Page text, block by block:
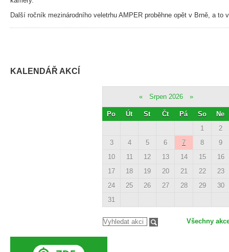
Další ročník mezinárodního veletrhu AMPER proběhne opět v Brně, a to
KALENDÁŘ AKCÍ
« Srpen 2026 »
Po Út St Čt Pá So
Ne
1
2
3
4 5 6 7 8
9
10
11 12 13 14 15
16
17
18 19 20 21 22
23
24
25 26 27 28 29
30
31
Všechny